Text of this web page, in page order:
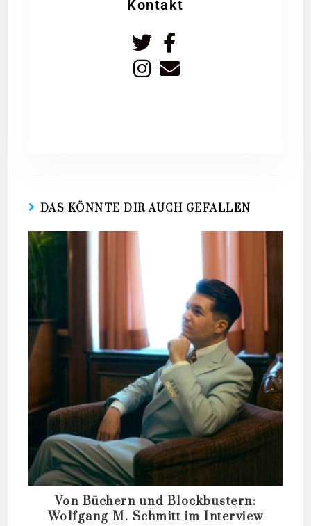
Kontakt
DAS KÖNNTE DIR AUCH GEFALLEN
Von Büchern und Blockbustern:
Wolfgang M. Schmitt im Interview